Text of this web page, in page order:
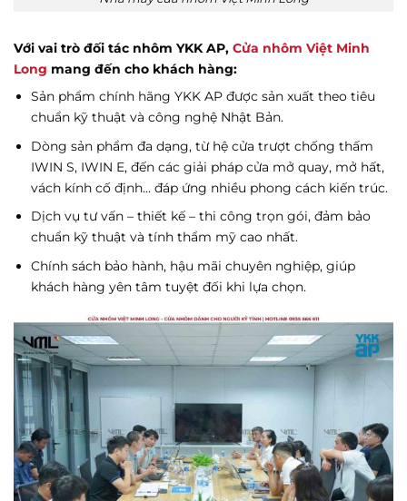
Với vai trò đối tác nhôm YKK AP, Cửa nhôm Việt Minh
Long mang đến cho khách hàng:
Sản phẩm chính hãng YKK AP được sản xuất theo tiêu
chuẩn kỹ thuật và công nghệ Nhật Bản.
Dòng sản phẩm đa dạng, từ hệ cửa trượt chống thấm
IWIN S, IWIN E, đến các giải pháp cửa mở quay, mở hất,
vách kính cố định… đáp ứng nhiều phong cách kiến trúc.
Dịch vụ tư vấn – thiết kế – thi công trọn gói, đảm bảo
chuẩn kỹ thuật và tính thẩm mỹ cao nhất.
Chính sách bảo hành, hậu mãi chuyên nghiệp, giúp
khách hàng yên tâm tuyệt đối khi lựa chọn.